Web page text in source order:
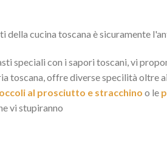
della cucina toscana è sicuramente
speciali con i sapori toscani, vi
toscana, offre diverse specilità oltre
al prosciutto e stracchino o le
vi stupiranno